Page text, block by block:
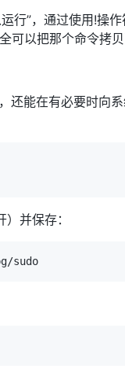
行”，通过使用!操
可以把那个命令拷
还能在有必要时向
并保存：